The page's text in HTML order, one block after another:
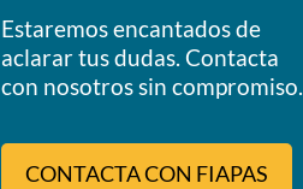
Estaremos encantados de
aclarar tus dudas. Contacta
con nosotros sin compromiso.
CONTACTA CON FIAPAS